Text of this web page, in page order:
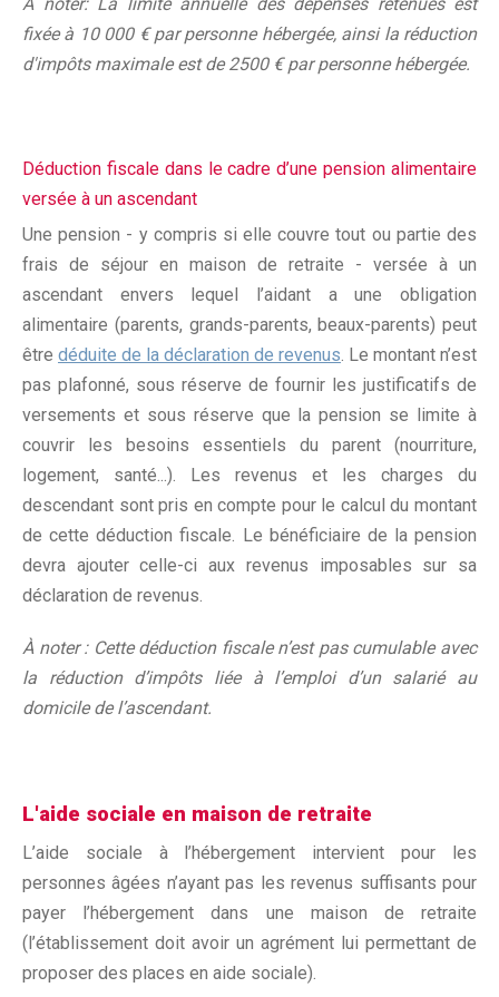
À noter: La limite annuelle des dépenses retenues est
fixée à 10 000 € par personne hébergée, ainsi la réduction
d'impôts maximale est de 2500 € par personne hébergée.
Déduction fiscale dans le cadre d’une pension alimentaire
versée à un ascendant
Une pension - y compris si elle couvre tout ou partie des
frais de séjour en maison de retraite - versée à un
ascendant envers lequel l’aidant a une obligation
alimentaire (parents, grands-parents, beaux-parents) peut
être déduite de la déclaration de revenus. Le montant n’est
pas plafonné, sous réserve de fournir les justificatifs de
versements et sous réserve que la pension se limite à
couvrir les besoins essentiels du parent (nourriture,
logement, santé...). Les revenus et les charges du
descendant sont pris en compte pour le calcul du montant
de cette déduction fiscale. Le bénéficiaire de la pension
devra ajouter celle-ci aux revenus imposables sur sa
déclaration de revenus.
À noter : Cette déduction fiscale n’est pas cumulable avec
la réduction d’impôts liée à l’emploi d’un salarié au
domicile de l’ascendant.
L'aide sociale en maison de retraite
L’aide sociale à l’hébergement intervient pour les
personnes âgées n’ayant pas les revenus suffisants pour
payer l’hébergement dans une maison de retraite
(l’établissement doit avoir un agrément lui permettant de
proposer des places en aide sociale).